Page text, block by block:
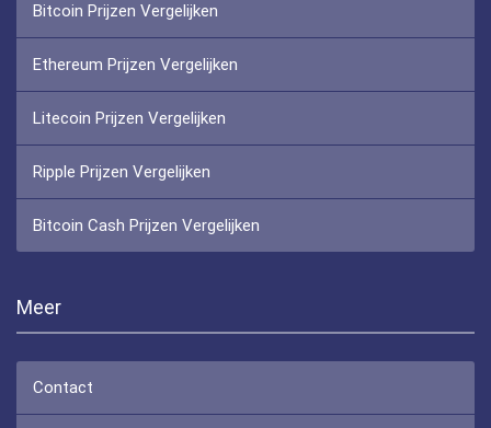
Bitcoin Prijzen Vergelijken
Ethereum Prijzen Vergelijken
Litecoin Prijzen Vergelijken
Ripple Prijzen Vergelijken
Bitcoin Cash Prijzen Vergelijken
Meer
Contact